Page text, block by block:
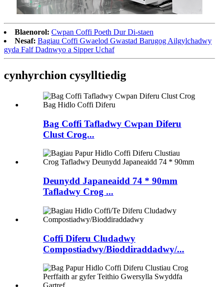
Blaenorol: Cwpan Coffi Poeth Dur Di-staen
Nesaf: Bagiau Coffi Gwaelod Gwastad Barugog Ailgylchadwy
gyda Falf Dadnwyo a Sipper Uchaf
cynhyrchion cysylltiedig
Bag Coffi Tafladwy Cwpan Diferu
Clust Crog...
Deunydd Japaneaidd 74 * 90mm
Tafladwy Crog ...
Coffi Diferu Cludadwy
Compostiadwy/Bioddiraddadwy/...